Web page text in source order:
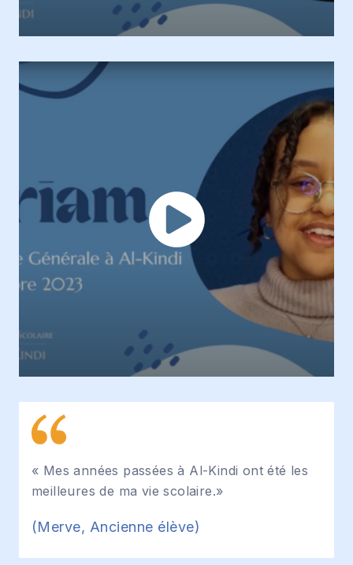
« Mes années passées à Al-Kindi ont été les
meilleures de ma vie scolaire.»
(Merve, Ancienne élève)